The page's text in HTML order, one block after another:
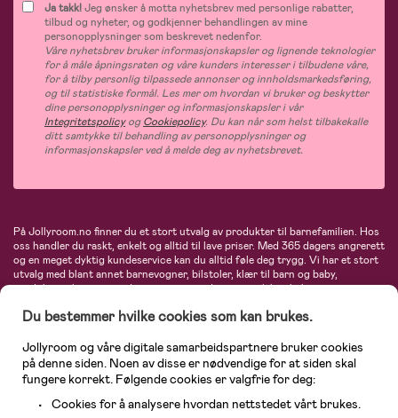
Ja takk!Jeg ønsker å motta nyhetsbrev med personlige rabatter,
tilbud og nyheter, og godkjenner behandlingen av mine
personopplysninger som beskrevet nedenfor.
Våre nyhetsbrev bruker informasjonskapsler og lignende teknologier
for å måle åpningsraten og våre kunders interesser i tilbudene våre,
for å tilby personlig tilpassede annonser og innholdsmarkedsføring,
og til statistiske formål. Les mer om hvordan vi bruker og beskytter
dine personopplysninger og informasjonskapsler i vår
IntegritetspolicyogCookiepolicy. Du kan når som helst tilbakekalle
ditt samtykke til behandling av personopplysninger og
informasjonskapsler ved å melde deg av nyhetsbrevet.
På Jollyroom.no finner du et stort utvalg av produkter til barnefamilien. Hos
oss handler du raskt, enkelt og alltid til lave priser. Med 365 dagers angrerett
og en meget dyktig kundeservice kan du alltid føle deg trygg. Vi har et stort
utvalg med blant annet barnevogner, bilstoler, klær til barn og baby,
produkter til mor, mengder av inspirerende interiør, leker, babyustyr og mye
Maxi-Cosi, Baby Jogger, BabyBjörn, Didriksons, KidKraft, Ergobaby, Philips
største nettbutikk for barn og baby!
Du bestemmer hvilke cookies som kan brukes.
Jollyroom og våre digitale samarbeidspartnere bruker cookies
på denne siden. Noen av disse er nødvendige for at siden skal
fungere korrekt. Følgende cookies er valgfrie for deg:
Cookies for å analysere hvordan nettstedet vårt brukes.